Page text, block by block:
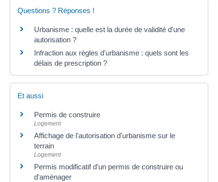
Questions ? Réponses !
Urbanisme : quelle est la durée de validité d'une
autorisation ?
Infraction aux règles d'urbanisme : quels sont les
délais de prescription ?
Et aussi
Permis de construire
Logement
Affichage de l'autorisation d'urbanisme sur le
terrain
Logement
Permis modificatif d'un permis de construire ou
d'aménager